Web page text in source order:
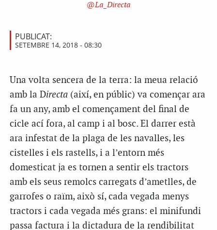
La_Directa
PUBLICAT:
SETEMBRE 14, 2018 - 08:30
Una volta sencera de la terra: la meua relació
amb la Directa (així, en públic) va començar ara
fa un any, amb el començament del final de
cicle ací fora, al camp i al bosc. El darrer està
ara infestat de la plaga de les navalles, les
cistelles i els rastells, i a l’entorn més
domesticat ja es tornen a sentir els tractors
amb els seus remolcs carregats d’ametlles, de
garrofes o raïm, això sí, cada vegada menys
tractors i cada vegada més grans: el minifundi
passa factura i la dictadura de la rendibilitat